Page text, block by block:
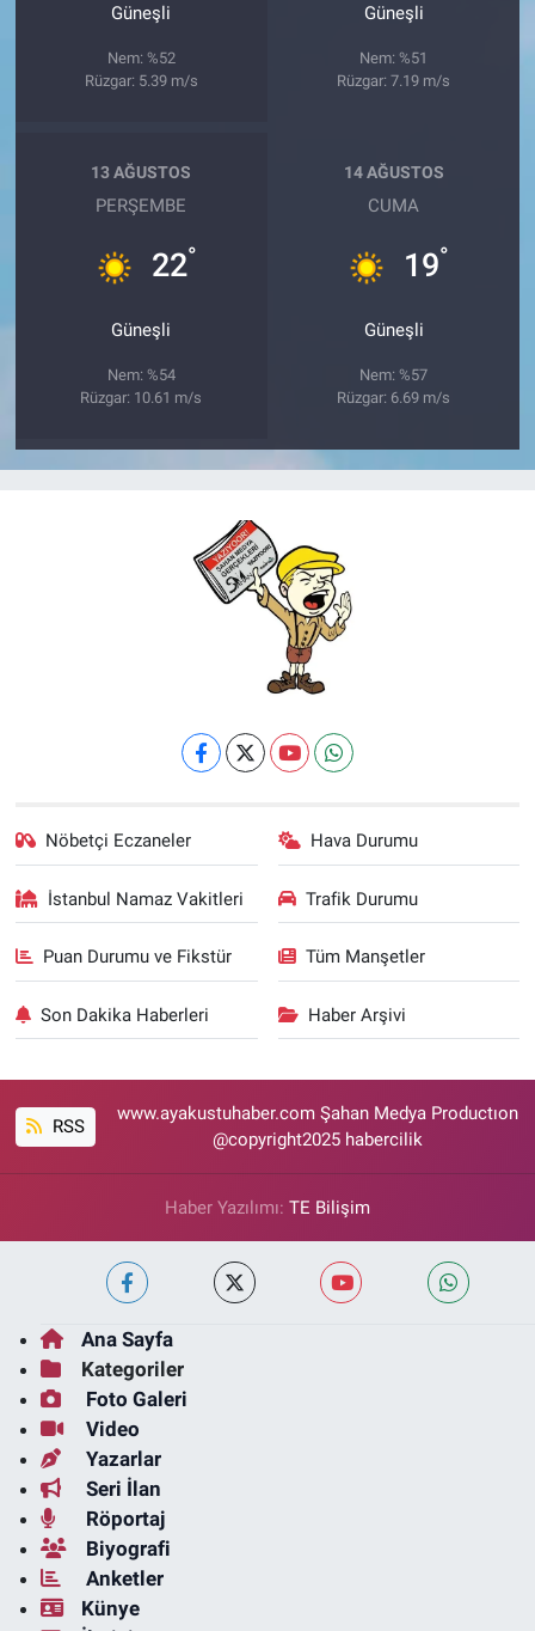
Güneşli
Nem: %52
Rüzgar: 5.39 m/s
Güneşli
Nem: %51
Rüzgar: 7.19 m/s
13 AĞUSTOS
PERŞEMBE
22°
Güneşli
Nem: %54
Rüzgar: 10.61 m/s
14 AĞUSTOS
CUMA
19°
Güneşli
Nem: %57
Rüzgar: 6.69 m/s
Nöbetçi Eczaneler Hava Durumu
İstanbul Namaz Vakitleri Trafik Durumu
Puan Durumu ve Fikstür Tüm Manşetler
Son Dakika Haberleri Haber Arşivi
RSS
www.ayakustuhaber.com Şahan Medya Productıon
@copyright2025 habercilik
Haber Yazılımı: TE Bilişim
Ana Sayfa
Kategoriler
Foto Galeri
Video
Yazarlar
Seri İlan
Röportaj
Biyografi
Anketler
Künye